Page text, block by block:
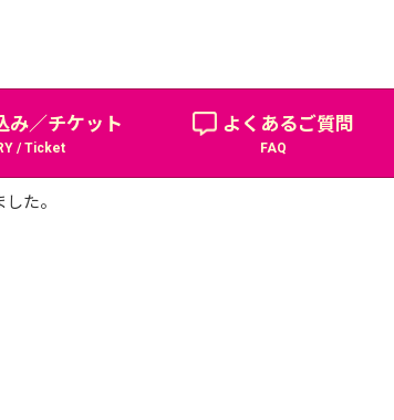
み／チケット
/ Ticket
よくあるご質問
FAQ
Great Santa Run2022 12月4日（日）＠駒沢オリ
た。